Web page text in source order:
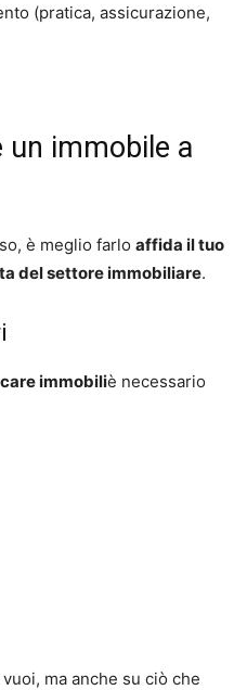
(pratica, assicurazione,
un immobile a
è meglio farlo affida il tuo
del settore immobiliare.
immobiliè necessario
ma anche su ciò che